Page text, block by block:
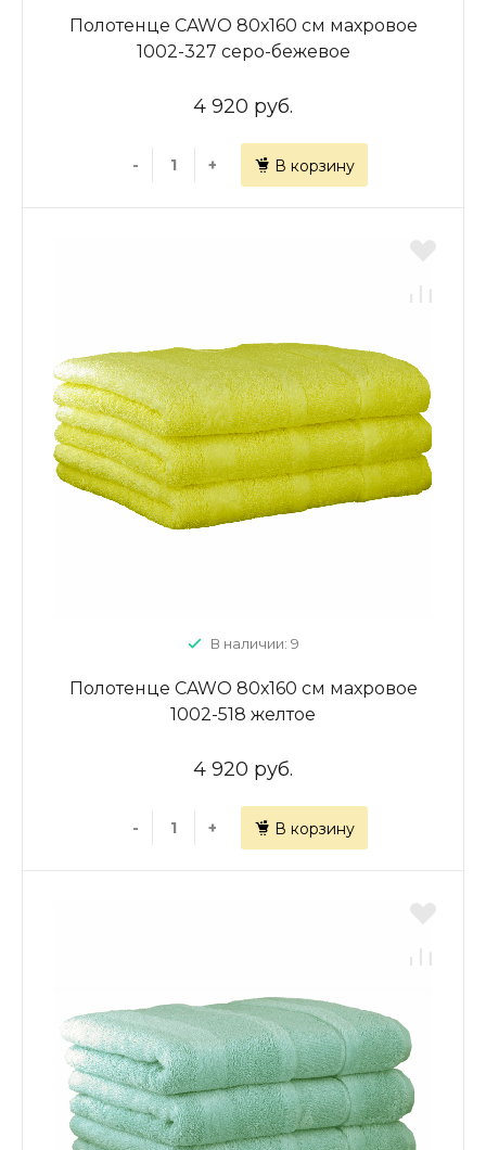
Полотенце CAWO 80х160 см махровое
1002-327 серо-бежевое
4 920 руб.
- + В корзину
В наличии: 9
Полотенце CAWO 80х160 см махровое
1002-518 желтое
4 920 руб.
- + В корзину